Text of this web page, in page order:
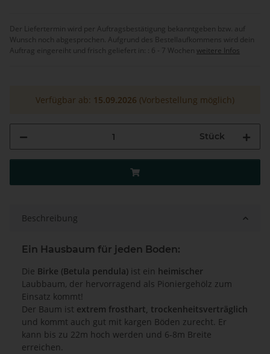
Der Liefertermin wird per Auftragsbestätigung bekanntgeben bzw. auf
Wunsch noch abgesprochen. Aufgrund des Bestellaufkommens wird dein
Auftrag eingereiht und frisch geliefert in: : 6 - 7 Wochen weitere Infos
Verfügbar ab: 15.09.2026 (Vorbestellung möglich)
Stück
Beschreibung
Ein Hausbaum für jeden Boden:
Die Birke (Betula pendula) ist ein heimischer
Laubbaum, der hervorragend als Pioniergehölz zum
Einsatz kommt!
Der Baum ist extrem frosthart, trockenheitsverträglich
und kommt auch gut mit kargen Böden zurecht. Er
kann bis zu 22m hoch werden und 6-8m Breite
erreichen.